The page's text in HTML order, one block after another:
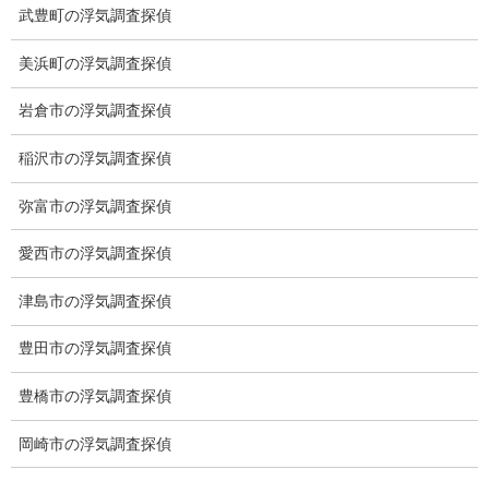
ださい。
お願いいたします。
武豊町の浮気調査探偵
美浜町の浮気調査探偵
岩倉市の浮気調査探偵
稲沢市の浮気調査探偵
弥富市の浮気調査探偵
愛西市の浮気調査探偵
津島市の浮気調査探偵
豊田市の浮気調査探偵
豊橋市の浮気調査探偵
岡崎市の浮気調査探偵